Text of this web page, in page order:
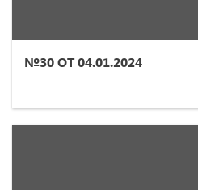
№30 ОТ 04.01.2024